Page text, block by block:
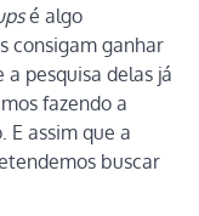
é algo
consigam ganhar
pesquisa delas já
fazendo a
E assim que a
buscar